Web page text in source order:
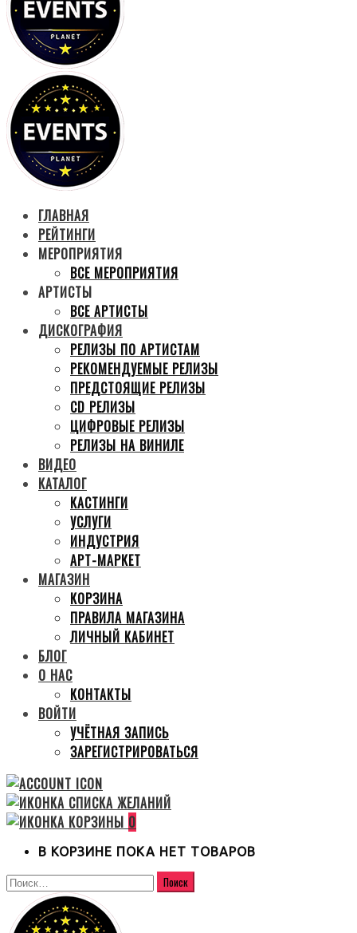
ГЛАВНАЯ
РЕЙТИНГИ
МЕРОПРИЯТИЯ
ВСЕ МЕРОПРИЯТИЯ
АРТИСТЫ
ВСЕ АРТИСТЫ
ДИСКОГРАФИЯ
РЕЛИЗЫ ПО АРТИСТАМ
РЕКОМЕНДУЕМЫЕ РЕЛИЗЫ
ПРЕДСТОЯЩИЕ РЕЛИЗЫ
CD РЕЛИЗЫ
ЦИФРОВЫЕ РЕЛИЗЫ
РЕЛИЗЫ НА ВИНИЛЕ
ВИДЕО
КАТАЛОГ
КАСТИНГИ
УСЛУГИ
ИНДУСТРИЯ
АРТ-МАРКЕТ
МАГАЗИН
КОРЗИНА
ПРАВИЛА МАГАЗИНА
ЛИЧНЫЙ КАБИНЕТ
БЛОГ
О НАС
КОНТАКТЫ
ВОЙТИ
УЧЁТНАЯ ЗАПИСЬ
ЗАРЕГИСТРИРОВАТЬСЯ
0
В КОРЗИНЕ ПОКА НЕТ ТОВАРОВ